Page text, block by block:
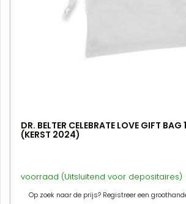
DR. BELTER CELEBRATE LOVE GIFT BAG
(KERST 2024)
voorraad (Uitsluitend voor depositaires)
Op zoek naar de prijs? Registreer een